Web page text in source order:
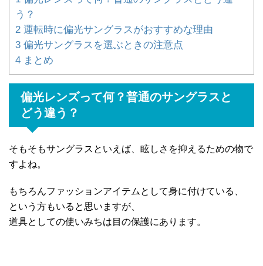
う？
2 運転時に偏光サングラスがおすすめな理由
3 偏光サングラスを選ぶときの注意点
4 まとめ
偏光レンズって何？普通のサングラスと
どう違う？
そもそもサングラスといえば、眩しさを抑えるための物で
すよね。
もちろんファッションアイテムとして身に付けている、
という方もいると思いますが、
道具としての使いみちは目の保護にあります。